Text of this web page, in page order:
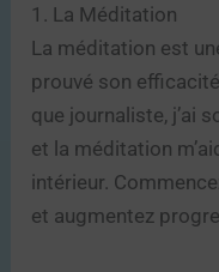
1. La Méditation
La méditation est
prouvé son
que journaliste, j’ai
et la méditation
intérieur.
et augmentez